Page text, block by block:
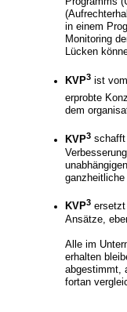
in einem
Monitoring
Lücken
KVP3 ist
erprobte
dem
KVP3 schafft
ganzheitliche
KVP3
Ansätze,
Alle im
erhalten
abgestimmt,
fortan